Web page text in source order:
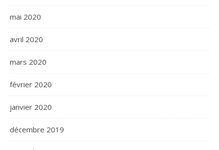
mai 2020
avril 2020
mars 2020
février 2020
janvier 2020
décembre 2019